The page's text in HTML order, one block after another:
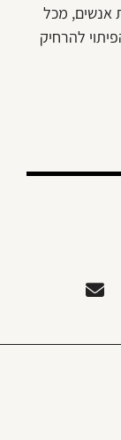
אנשים, מכל
להרחיק